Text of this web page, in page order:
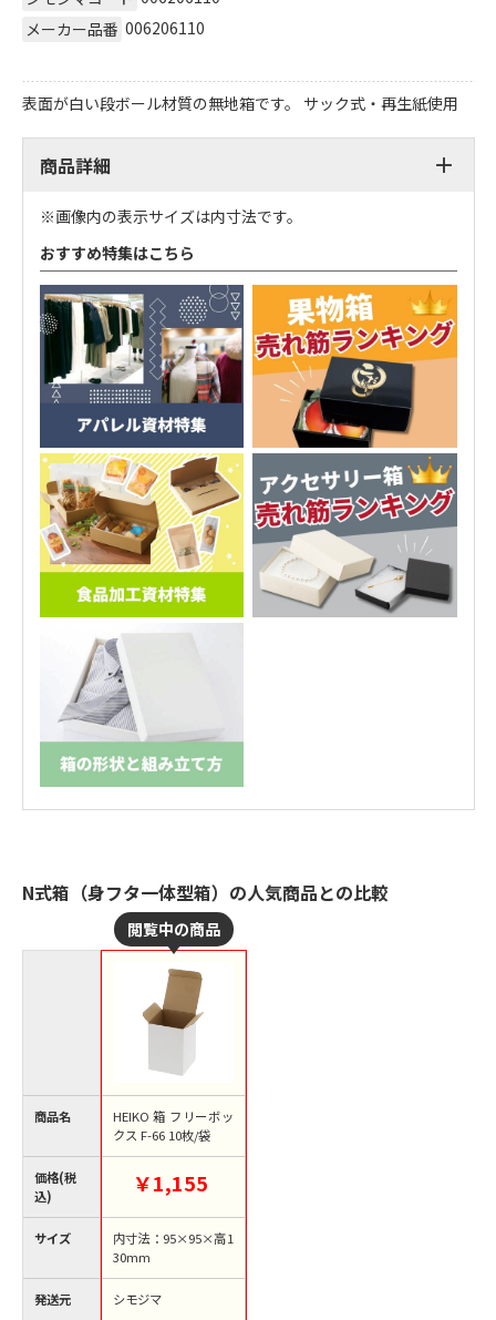
メーカー品番 006206110
表面が白い段ボール材質の無地箱です。 サック式・再生紙使用
商品詳細
※画像内の表示サイズは内寸法です。
おすすめ特集はこちら
N式箱（身フタ一体型箱）の人気商品との比較
商品名
価格(税
込)
サイズ
発送元
HEIKO 箱 フリーボッ
クス F-66 10枚/袋
￥1,155
内寸法：95×95×高1
30mm
シモジマ